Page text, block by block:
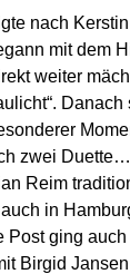
nach
mit dem
weiter
zwei
Reim
in
Post ging auch
Birgid